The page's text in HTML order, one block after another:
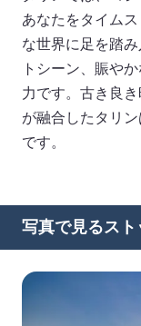
あなたをタイム
な世界に足を踏
トシーン、賑や
力です。古き良
が融合したタリ
です。
写真で見るス